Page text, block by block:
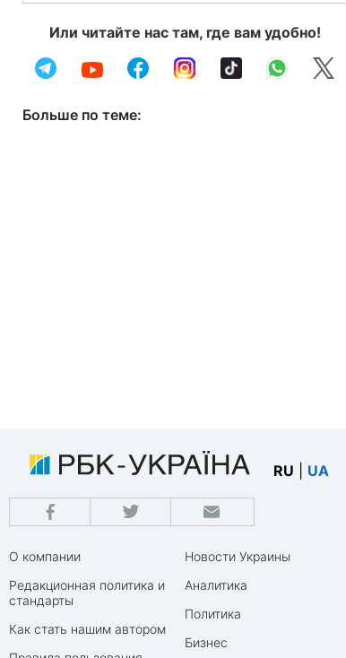
Или читайте нас там, где вам удобно!
Больше по теме:
RU UA
О компании
Редакционная политика и
стандарты
Как стать нашим автором
Новости Украины
Аналитика
Политика
Бизнес